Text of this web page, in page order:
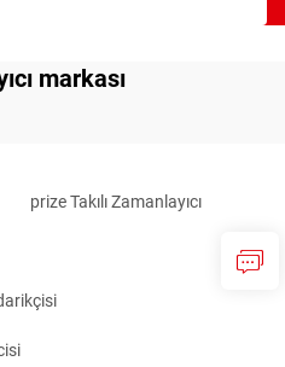
markası
prize Takılı Zamanlayıcı